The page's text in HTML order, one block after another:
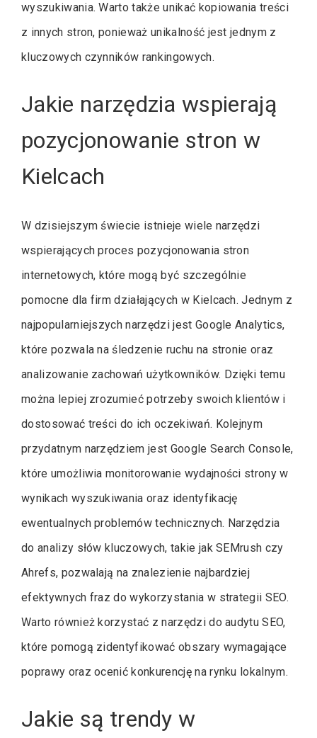
wyszukiwania. Warto także unikać kopiowania treści
z innych stron, ponieważ unikalność jest jednym z
kluczowych czynników rankingowych.
Jakie narzędzia wspierają
pozycjonowanie stron w
Kielcach
W dzisiejszym świecie istnieje wiele narzędzi
wspierających proces pozycjonowania stron
internetowych, które mogą być szczególnie
pomocne dla firm działających w Kielcach. Jednym z
najpopularniejszych narzędzi jest Google Analytics,
które pozwala na śledzenie ruchu na stronie oraz
analizowanie zachowań użytkowników. Dzięki temu
można lepiej zrozumieć potrzeby swoich klientów i
dostosować treści do ich oczekiwań. Kolejnym
przydatnym narzędziem jest Google Search Console,
które umożliwia monitorowanie wydajności strony w
wynikach wyszukiwania oraz identyfikację
ewentualnych problemów technicznych. Narzędzia
do analizy słów kluczowych, takie jak SEMrush czy
Ahrefs, pozwalają na znalezienie najbardziej
efektywnych fraz do wykorzystania w strategii SEO.
Warto również korzystać z narzędzi do audytu SEO,
które pomogą zidentyfikować obszary wymagające
poprawy oraz ocenić konkurencję na rynku lokalnym.
Jakie są trendy w